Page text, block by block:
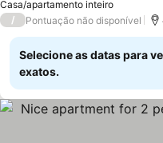
Casa/apartamento inteiro
/ Pontuação não disponível
Selecione as datas para
exatos.